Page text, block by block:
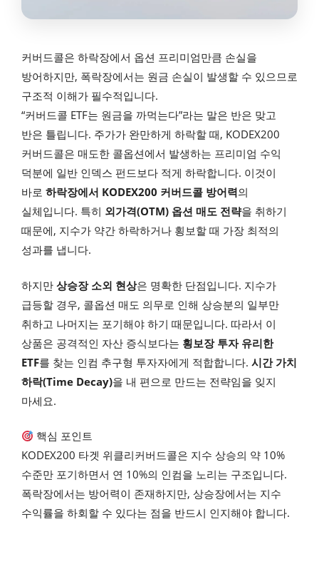
커버드콜은 하락장에서 옵션 프리미엄만큼 손실을
방어하지만, 폭락장에서는 원금 손실이 발생할 수 있으므로
구조적 이해가 필수적입니다.
“커버드콜 ETF는 원금을 까먹는다”라는 말은 반은 맞고
반은 틀립니다. 주가가 완만하게 하락할 때, KODEX200
커버드콜은 매도한 콜옵션에서 발생하는 프리미엄 수익
덕분에 일반 인덱스 펀드보다 적게 하락합니다. 이것이
바로 하락장에서 KODEX200 커버드콜 방어력의
실체입니다. 특히 외가격(OTM) 옵션 매도 전략을 취하기
때문에, 지수가 약간 하락하거나 횡보할 때 가장 최적의
성과를 냅니다.
하지만 상승장 소외 현상은 명확한 단점입니다. 지수가
급등할 경우, 콜옵션 매도 의무로 인해 상승분의 일부만
취하고 나머지는 포기해야 하기 때문입니다. 따라서 이
상품은 공격적인 자산 증식보다는 횡보장 투자 유리한
ETF를 찾는 인컴 추구형 투자자에게 적합합니다. 시간 가치
하락(Time Decay)을 내 편으로 만드는 전략임을 잊지
마세요.
핵심 포인트
KODEX200 타겟 위클리커버드콜은 지수 상승의 약 10%
수준만 포기하면서 연 10%의 인컴을 노리는 구조입니다.
폭락장에서는 방어력이 존재하지만, 상승장에서는 지수
수익률을 하회할 수 있다는 점을 반드시 인지해야 합니다.